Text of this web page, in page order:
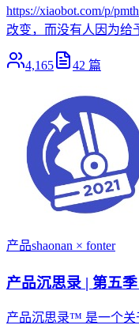
https://xiaobot.com/p/
改变，而没有人因为给
4,165 42 篇
产品shaonan × fonter
产品沉思录 | 第五季
产品沉思录™ 是一个关